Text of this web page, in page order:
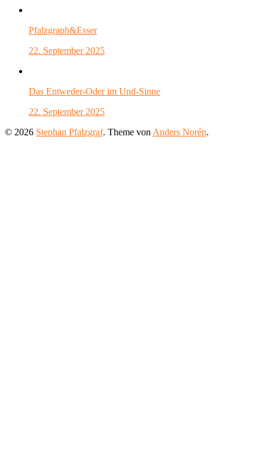
Pfalzgraph&Esser
22. September 2025
Das Entweder-Oder im Und-Sinne
22. September 2025
© 2026 Stephan Pfalzgraf. Theme von Anders Norén.